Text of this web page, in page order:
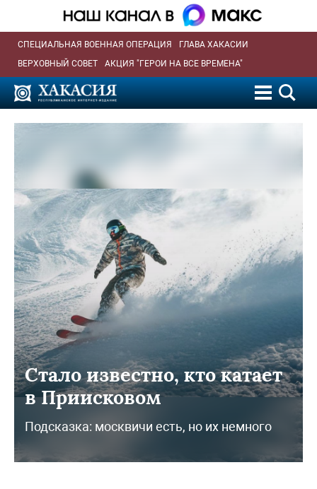
СПЕЦИАЛЬНАЯ ВОЕННАЯ ОПЕРАЦИЯ
ГЛАВА ХАКАСИИ
ВЕРХОВНЫЙ СОВЕТ
АКЦИЯ "ГЕРОИ НА ВСЕ ВРЕМЕНА"
Стало известно, кто катает
в Приисковом
Подсказка: москвичи есть, но их немного